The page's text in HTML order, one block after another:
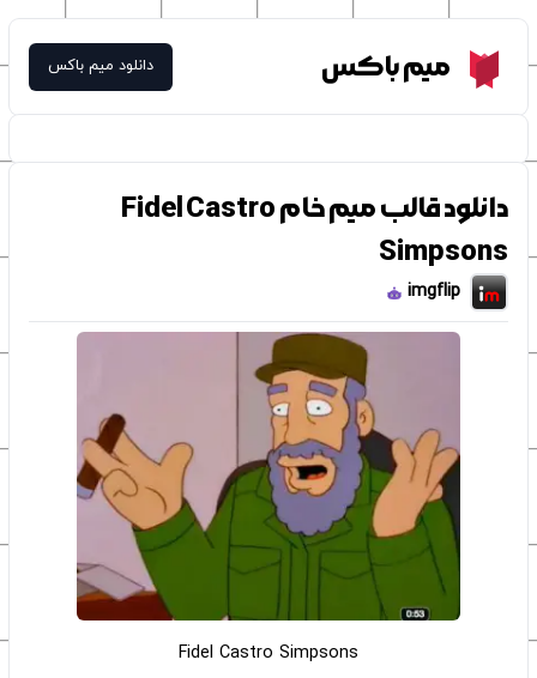
Meme Boxمیم باکس دانلود میم باکس
دانلود قالب میم خام Fidel Castro
Simpsons
imgflip
Fidel Castro Simpsons